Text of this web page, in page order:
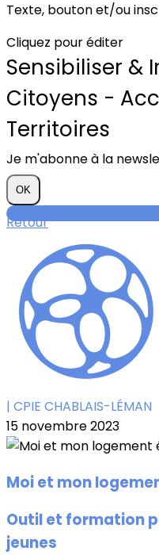
Texte, bouton et/ou
Cliquez pour éditer
Sensibiliser &
Citoyens -
Territoires
Je m'abonne à la
OK
Retour
| CPIE CHABLAIS-LÉMAN
15 novembre 2023
Moi et mon
Outil et formation
jeunes